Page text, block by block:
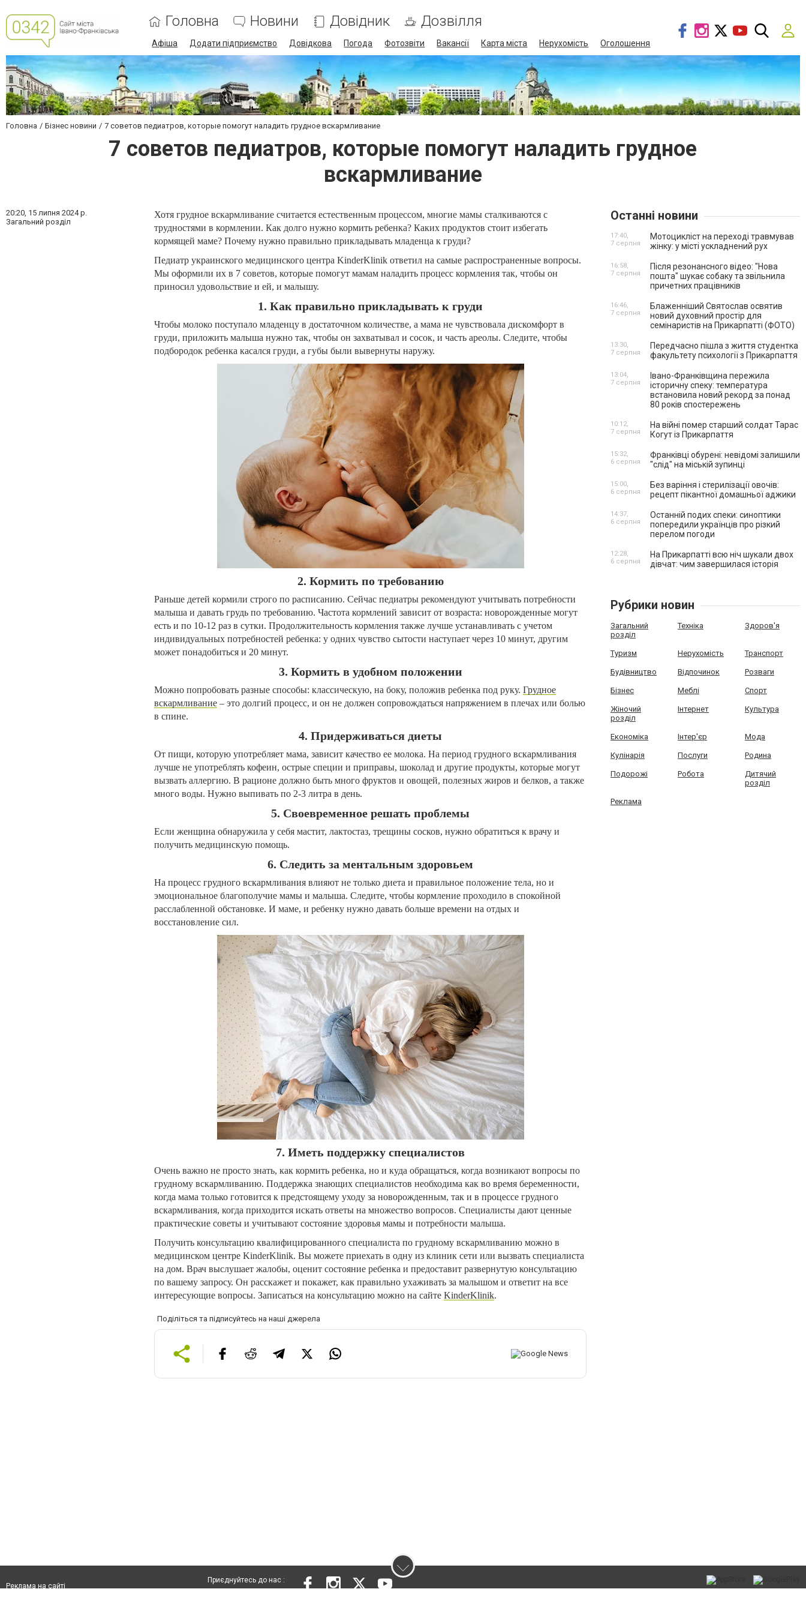
Головна Новини Довідник Дозвілля
Афіша Додати підприємство Довідкова Погода Фотозвіти Вакансії Карта міста Нерухомість Оголошення
Головна Бізнес новини 7 советов педиатров, которые помогут наладить грудное вскармливание
7 советов педиатров, которые помогут наладить грудное
вскармливание
20:20, 15 липня 2024 р.
Загальний розділ
Хотя грудное вскармливание считается естественным процессом, многие мамы сталкиваются с
трудностями в кормлении. Как долго нужно кормить ребенка? Каких продуктов стоит избегать
кормящей маме? Почему нужно правильно прикладывать младенца к груди?
Педиатр украинского медицинского центра KinderKlinik ответил на самые распространенные вопросы.
Мы оформили их в 7 советов, которые помогут мамам наладить процесс кормления так, чтобы он
приносил удовольствие и ей, и малышу.
1. Как правильно прикладывать к груди
Чтобы молоко поступало младенцу в достаточном количестве, а мама не чувствовала дискомфорт в
груди, приложить малыша нужно так, чтобы он захватывал и сосок, и часть ареолы. Следите, чтобы
подбородок ребенка касался груди, а губы были вывернуты наружу.
2. Кормить по требованию
Раньше детей кормили строго по расписанию. Сейчас педиатры рекомендуют учитывать потребности
малыша и давать грудь по требованию. Частота кормлений зависит от возраста: новорожденные могут
есть и по 10-12 раз в сутки. Продолжительность кормления также лучше устанавливать с учетом
индивидуальных потребностей ребенка: у одних чувство сытости наступает через 10 минут, другим
может понадобиться и 20 минут.
3. Кормить в удобном положении
Можно попробовать разные способы: классическую, на боку, положив ребенка под руку. Грудное
вскармливание – это долгий процесс, и он не должен сопровождаться напряжением в плечах или болью
в спине.
4. Придерживаться диеты
От пищи, которую употребляет мама, зависит качество ее молока. На период грудного вскармливания
лучше не употреблять кофеин, острые специи и приправы, шоколад и другие продукты, которые могут
вызвать аллергию. В рационе должно быть много фруктов и овощей, полезных жиров и белков, а также
много воды. Нужно выпивать по 2-3 литра в день.
5. Своевременное решать проблемы
Если женщина обнаружила у себя мастит, лактостаз, трещины сосков, нужно обратиться к врачу и
получить медицинскую помощь.
6. Следить за ментальным здоровьем
На процесс грудного вскармливания влияют не только диета и правильное положение тела, но и
эмоциональное благополучие мамы и малыша. Следите, чтобы кормление проходило в спокойной
расслабленной обстановке. И маме, и ребенку нужно давать больше времени на отдых и
восстановление сил.
7. Иметь поддержку специалистов
Очень важно не просто знать, как кормить ребенка, но и куда обращаться, когда возникают вопросы по
грудному вскармливанию. Поддержка знающих специалистов необходима как во время беременности,
когда мама только готовится к предстоящему уходу за новорожденным, так и в процессе грудного
вскармливания, когда приходится искать ответы на множество вопросов. Специалисты дают ценные
практические советы и учитывают состояние здоровья мамы и потребности малыша.
Получить консультацию квалифицированного специалиста по грудному вскармливанию можно в
медицинском центре KinderKlinik. Вы можете приехать в одну из клиник сети или вызвать специалиста
на дом. Врач выслушает жалобы, оценит состояние ребенка и предоставит развернутую консультацию
по вашему запросу. Он расскажет и покажет, как правильно ухаживать за малышом и ответит на все
интересующие вопросы. Записаться на консультацию можно на сайте KinderKlinik.
Поділіться та підписуйтесь на наші джерела
Останні новини
Мотоцикліст на переході травмував
жінку: у місті ускладнений рух
17:40,
7 серпня
Після резонансного відео: "Нова
пошта" шукає собаку та звільнила
причетних працівників
16:58,
7 серпня
Блаженніший Святослав освятив
новий духовний простір для
семінаристів на Прикарпатті (ФОТО)
16:46,
7 серпня
Передчасно пішла з життя студентка
факультету психології з Прикарпаття
13:30,
7 серпня
Івано-Франківщина пережила
історичну спеку: температура
встановила новий рекорд за понад
80 років спостережень
13:04,
7 серпня
На війні помер старший солдат Тарас
Когут із Прикарпаття
10:12,
7 серпня
Франківці обурені: невідомі залишили
"слід" на міській зупинці
15:32,
6 серпня
Без варіння і стерилізації овочів:
рецепт пікантної домашньої аджики
15:00,
6 серпня
Останній подих спеки: синоптики
попередили українців про різкий
перелом погоди
14:37,
6 серпня
На Прикарпатті всю ніч шукали двох
дівчат: чим завершилася історія
12:28,
6 серпня
Рубрики новин
Загальний
розділ
Техніка Здоров'я
Туризм Нерухомість Транспорт
Будівництво Відпочинок Розваги
Бізнес Меблі Спорт
Жіночий
розділ
Інтернет Культура
Економіка Інтер'єр Мода
Кулінарія Послуги Родина
Подорожі Робота
Дитячий
розділ
Реклама
Реклама на сайті
Приєднуйтесь до нас :